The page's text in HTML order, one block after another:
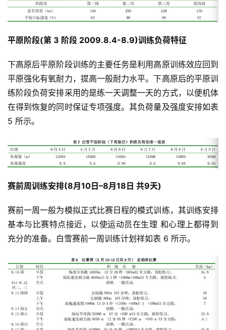
平原阶段(第 3 阶段 2009.8.4-8.9)训练负荷特征
下高原后平原阶段训练的主要任务是利用高原训练效应回到
平原强化有氧耐力，提高一般耐力水平。下高原后的平原训
练阶段负荷安排采用的是练一天调整一天的方式，以便机体
在得到恢复的同时保证专项强度。其负荷量及强度安排如表
5 所示。
赛前周训练安排(8月10日–8月18日 共9天)
赛前一周一般为模拟正式比赛日程的模式训练，其训练安排
基本与比赛特点接近，以使运动员在生理 和心理上都得到
充分的准备。白雪赛前一周训练计划祥如表 6 所示。